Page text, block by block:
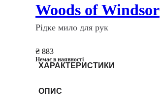
Woods of Windsor
Рідке мило для рук
₴ 883
Немає в наявності
ХАРАКТЕРИСТИКИ
ОПИС